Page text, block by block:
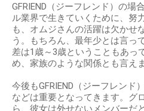
GFRIEND（ジーフレンド）の場
ル業界で生きていくために、努
も、オムジさんの活躍は欠かせ
う。もちろん、最年少とは言っ
差は1歳～3歳ということもあっ
め、家族のような関係とも言えま
今後もGFRIEND（ジーフレンド
などは重要となってきます。グ
ら、彼女は外せないメンバーだ